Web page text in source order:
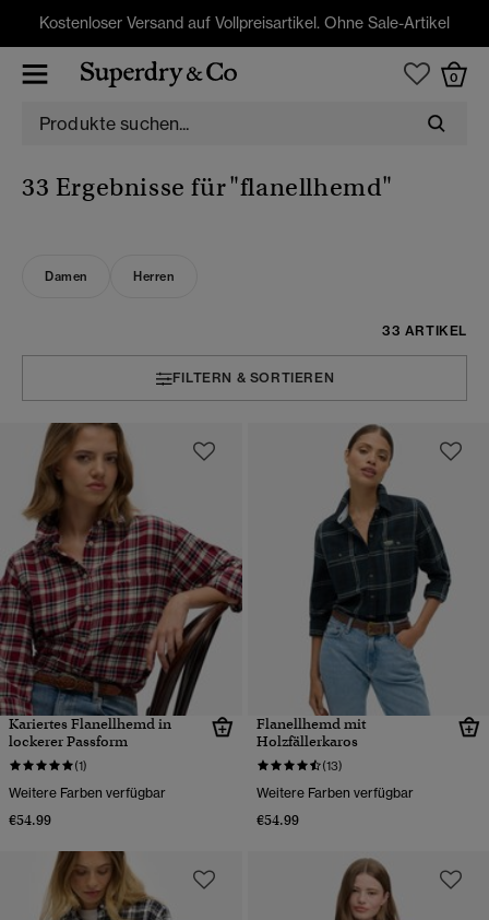
Kostenloser Versand auf Vollpreisartikel. Ohne Sale-Artikel
0
33 Ergebnisse für"flanellhemd"
Damen Herren
33 ARTIKEL
FILTERN & SORTIEREN
Kariertes Flanellhemd in
lockerer Passform
(1)
Weitere Farben verfügbar
€54.99
Flanellhemd mit
Holzfällerkaros
(13)
Weitere Farben verfügbar
€54.99